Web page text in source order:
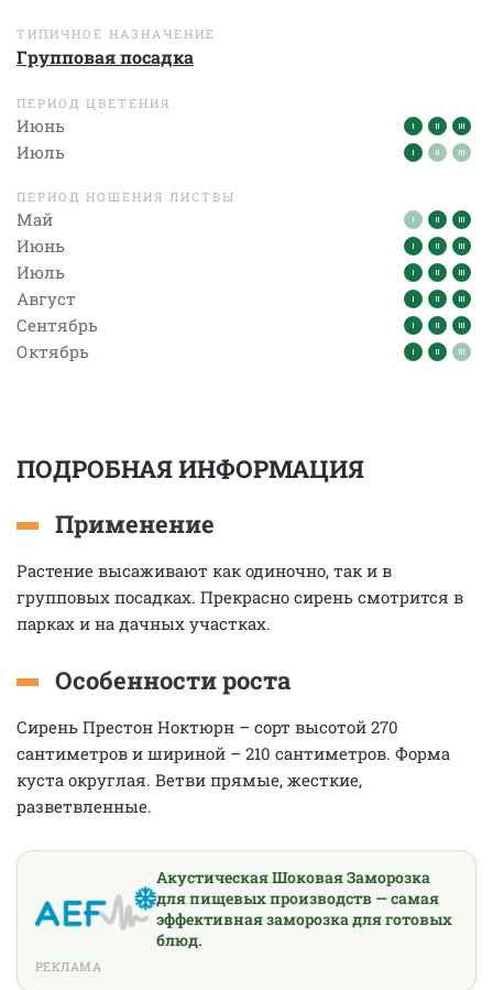
ТИПИЧНОЕ НАЗНАЧЕНИЕ
Групповая посадка
ПЕРИОД ЦВЕТЕНИЯ
Июнь
Июль
ПЕРИОД НОШЕНИЯ ЛИСТВЫ
Май
Июнь
Июль
Август
Сентябрь
Октябрь
ПОДРОБНАЯ ИНФОРМАЦИЯ
Применение
Растение высаживают как одиночно, так и в
групповых посадках. Прекрасно сирень смотрится в
парках и на дачных участках.
Особенности роста
Сирень Престон Ноктюрн – сорт высотой 270
сантиметров и шириной – 210 сантиметров. Форма
куста округлая. Ветви прямые, жесткие,
разветвленные.
Акустическая Шоковая Заморозка
для пищевых производств — самая
эффективная заморозка для готовых
блюд.
РЕКЛАМА